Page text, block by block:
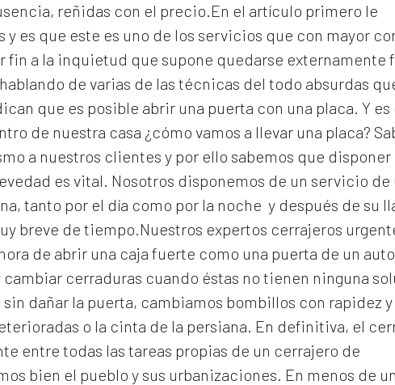
reñidas con el precio.En el artículo primero le
es que este es uno de los servicios que con mayor
a la inquietud que supone quedarse externamente
de varias de las técnicas del todo absurdas
que es posible abrir una puerta con una placa. Y es
de nuestra casa ¿cómo vamos a llevar una placa?
a nuestros clientes y por ello sabemos que disponer
es vital. Nosotros disponemos de un servicio de
tanto por el día como por la noche y después de su
breve de tiempo.Nuestros expertos cerrajeros
de abrir una caja fuerte como una puerta de un
cerraduras cuando éstas no tienen ninguna
sin dañar la puerta, cambiamos bombillos con rapidez
o la cinta de la persiana. En definitiva, el
entre todas las tareas propias de un cerrajero de
bien el pueblo y sus urbanizaciones. En menos de